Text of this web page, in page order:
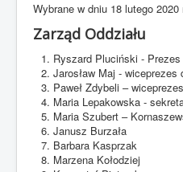
Wstąp do PTTK
Kontakt
Wybrane w dniu 18 lutego 2020
Zarząd Oddziału
Ryszard Pluciński - Prezes
Jarosław Maj -
Paweł Zdybeli –
Maria Lepakowska -
Maria Szubert –
Janusz Burzała
Barbara Kasprzak
Marzena Kołodziej